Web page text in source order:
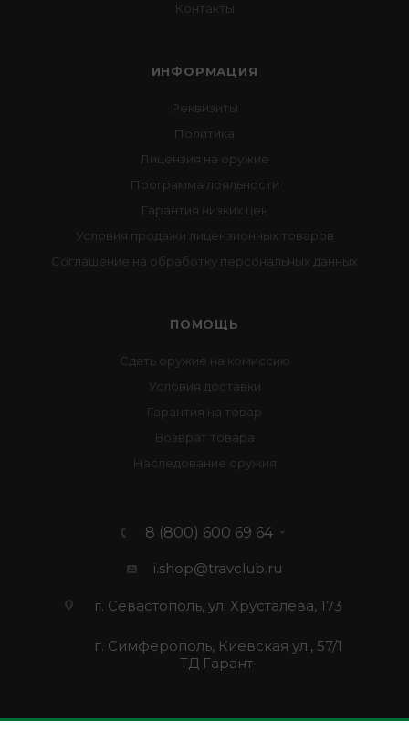
Контакты
ИНФОРМАЦИЯ
Реквизиты
Политика
Лицензия на оружие
Программа лояльности
Гарантия низких цен
Условия продажи лицензионных товаров
Соглашение на обработку персональных данных
ПОМОЩЬ
Сдать оружие на комиссию
Условия доставки
Гарантия на товар
Возврат товара
Наследование оружия
8 (800) 600 69 64
i.shop@travclub.ru
г. Севастополь, ул. Хрусталева, 173
г. Симферополь, Киевская ул., 57/1
ТД Гарант